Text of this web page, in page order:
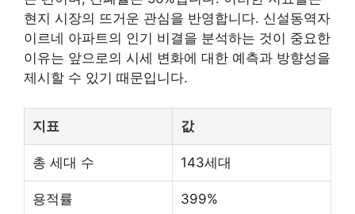
현지 시장의 뜨거운 관심을 반영합니다. 신설동역자
이르네 아파트의 인기 비결을 분석하는 것이 중요한
이유는 앞으로의 시세 변화에 대한 예측과 방향성을
제시할 수 있기 때문입니다.
지표 값
총 세대 수 143세대
용적률 399%